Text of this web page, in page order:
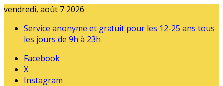
vendredi, août 7 2026
Service anonyme et gratuit pour les 12-25 ans tous
les jours de 9h à 23h
Facebook
X
Instagram